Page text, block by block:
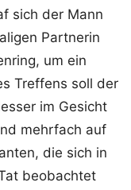
sich der Mann
Partnerin
um ein
Treffens soll der
im Gesicht
mehrfach auf
die sich in
beobachtet